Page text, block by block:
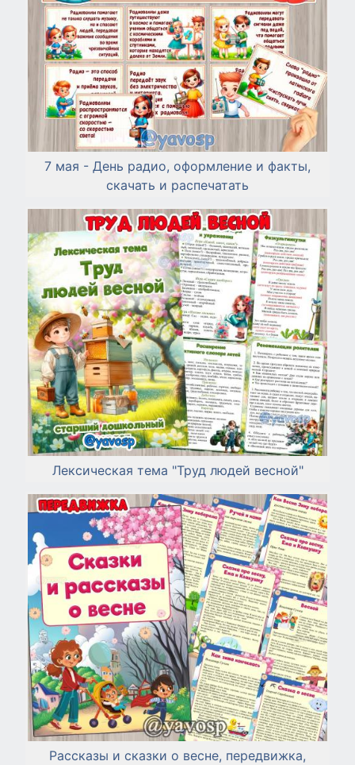
7 мая - День радио, оформление и факты,
скачать и распечатать
Лексическая тема "Труд людей весной"
Рассказы и сказки о весне, передвижка,